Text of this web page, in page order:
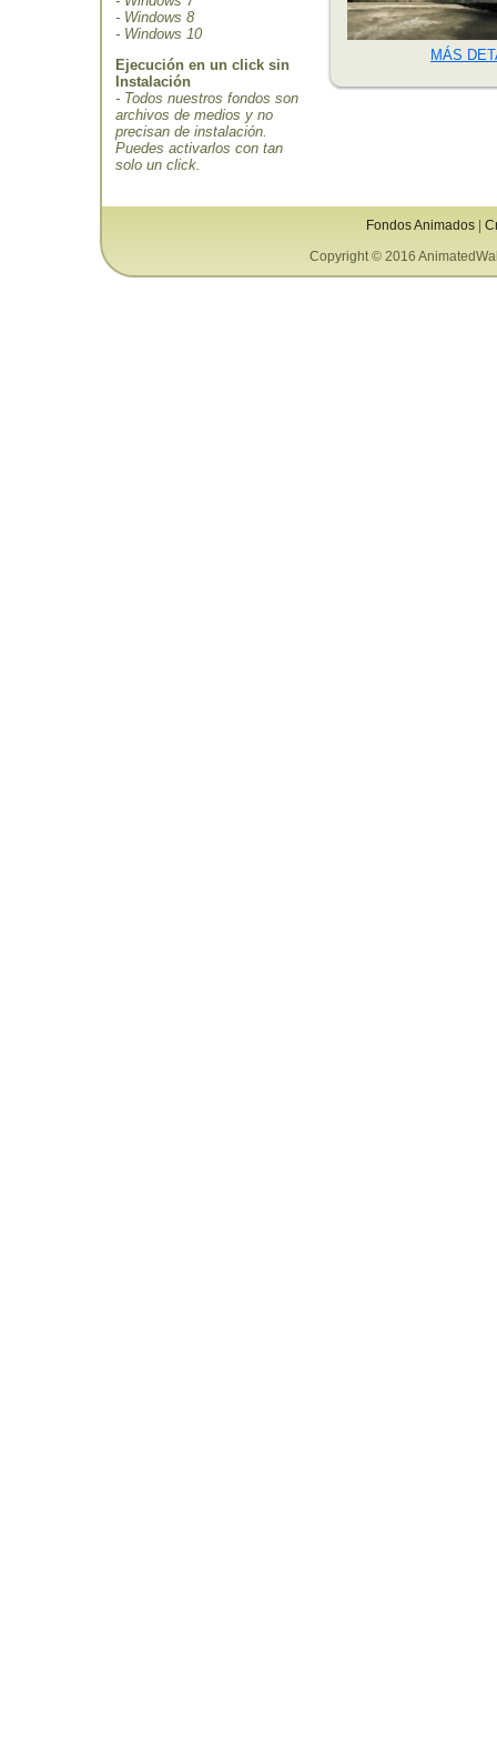
- Windows 8
- Windows 10
Ejecución en un click sin
Instalación
- Todos nuestros fondos son
archivos de medios y no
precisan de instalación.
Puedes activarlos con tan
solo un click.
MÁS
Fondos Animados |
Copyright © 2016